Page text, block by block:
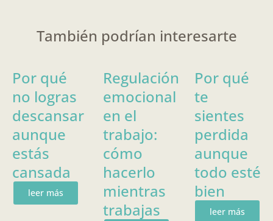
También podrían interesarte
Por qué
no logras
descansar
aunque
estás
cansada
leer más
Regulación
emocional
en el
trabajo:
cómo
hacerlo
mientras
trabajas
Por qué
te
sientes
perdida
aunque
todo esté
bien
leer más